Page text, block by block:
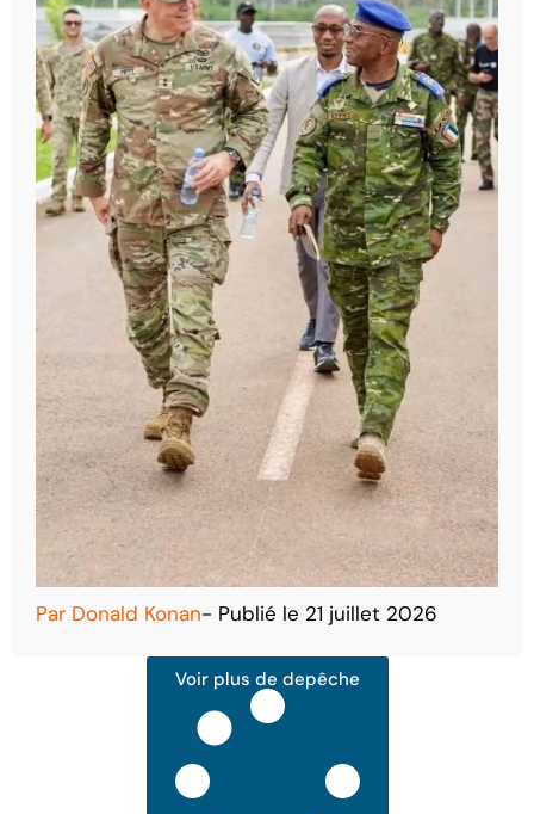
Par Donald Konan- Publié le 21 juillet 2026
Voir plus de depêche